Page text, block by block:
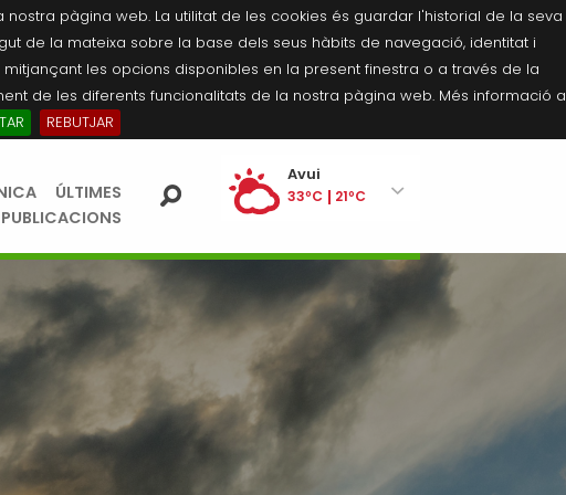
pàgina web. La utilitat de les cookies és guardar l'historial de la seva
de la mateixa sobre la base dels seus hàbits de navegació, identitat i
les opcions disponibles en la present finestra o a través de la
de les diferents funcionalitats de la nostra pàgina web. Més informació a
REBUTJAR
ÚLTIMES
PUBLICACIONS
Avui
33ºC 21ºC
33ºC 21ºC
Dissabte
34ºC
20ºC